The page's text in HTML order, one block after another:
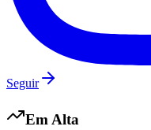
Seguir
Em Alta